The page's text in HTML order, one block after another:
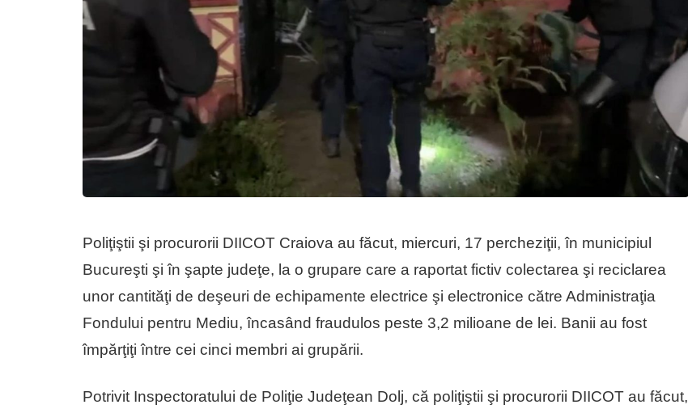
Poliţiştii şi procurorii DIICOT Craiova au făcut, miercuri, 17 percheziţii, în municipiul
Bucureşti şi în şapte judeţe, la o grupare care a raportat fictiv colectarea şi reciclarea
unor cantităţi de deşeuri de echipamente electrice şi electronice către Administraţia
Fondului pentru Mediu, încasând fraudulos peste 3,2 milioane de lei. Banii au fost
împărţiţi între cei cinci membri ai grupării.
Potrivit Inspectoratului de Poliţie Judeţean Dolj, că poliţiştii şi procurorii DIICOT au făcut,